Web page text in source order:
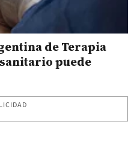
de Terapia
puede